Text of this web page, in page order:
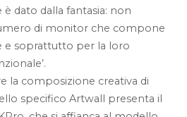
dato dalla fantasia: non
di monitor che compone
e soprattutto per la loro
la composizione creativa di
specifico Artwall presenta il